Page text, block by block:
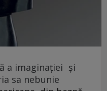
a imaginației și
sa nebunie